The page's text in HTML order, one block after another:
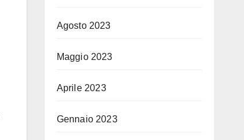
Agosto 2023
Maggio 2023
Aprile 2023
Gennaio 2023